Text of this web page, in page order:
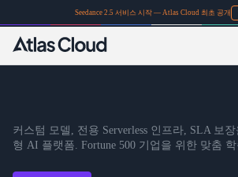
Seedance 2.5 서비스 시작 — Atlas Cloud 최초 공개
커스텀 모델, 전용 Serverless 인프라, SLA 보
형 AI 플랫폼. Fortune 500 기업을 위한 맞춤 학